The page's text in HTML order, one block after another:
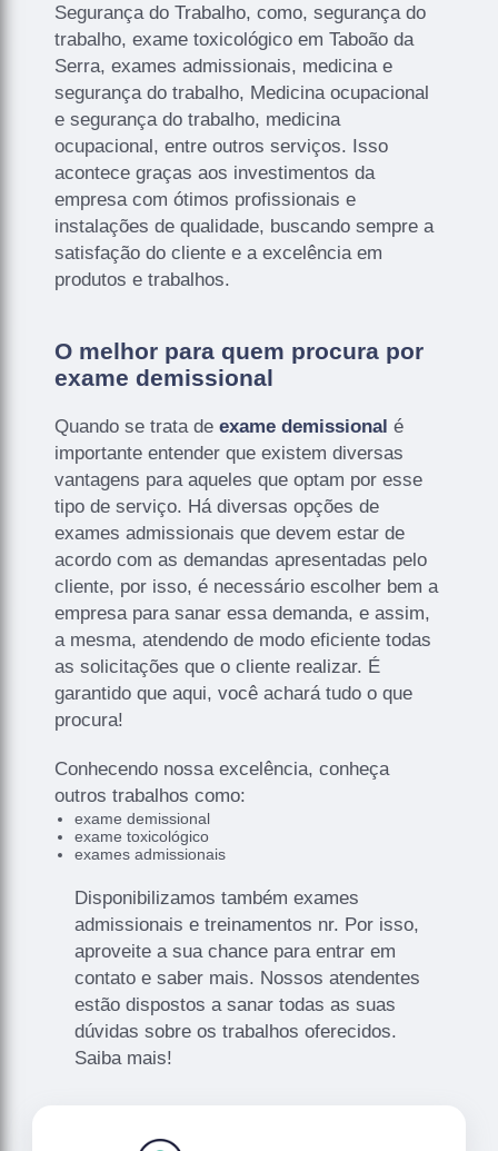
Segurança do Trabalho, como, segurança do
trabalho, exame toxicológico em Taboão da
Serra, exames admissionais, medicina e
segurança do trabalho, Medicina ocupacional
e segurança do trabalho, medicina
ocupacional, entre outros serviços. Isso
acontece graças aos investimentos da
empresa com ótimos profissionais e
instalações de qualidade, buscando sempre a
satisfação do cliente e a excelência em
produtos e trabalhos.
O melhor para quem procura por
exame demissional
Quando se trata deexame demissional é
importante entender que existem diversas
vantagens para aqueles que optam por esse
tipo de serviço. Há diversas opções de
exames admissionais que devem estar de
acordo com as demandas apresentadas pelo
cliente, por isso, é necessário escolher bem a
empresa para sanar essa demanda, e assim,
a mesma, atendendo de modo eficiente todas
as solicitações que o cliente realizar. É
garantido que aqui, você achará tudo o que
procura!
Conhecendo nossa excelência, conheça
outros trabalhos como:
exame demissional
exame toxicológico
exames admissionais
Disponibilizamos também exames
admissionais e treinamentos nr. Por isso,
aproveite a sua chance para entrar em
contato e saber mais. Nossos atendentes
estão dispostos a sanar todas as suas
dúvidas sobre os trabalhos oferecidos.
Saiba mais!